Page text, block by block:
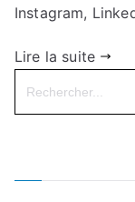
Instagram,
Lire la suite
Search
for: